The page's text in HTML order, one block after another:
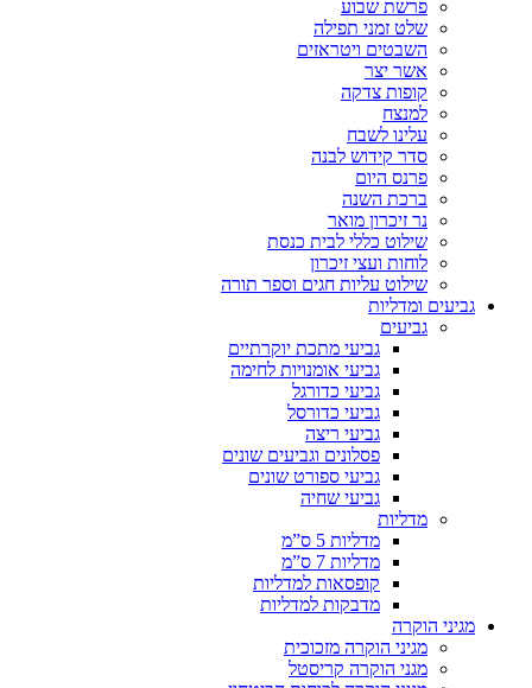
פרשת שבוע
שלט זמני תפילה
השבטים ויטראזים
אשר יצר
קופות צדקה
למנצח
עלינו לשבח
סדר קידוש לבנה
פרנס היום
ברכת השנה
נר זיכרון מואר
שילוט כללי לבית כנסת
לוחות ועצי זיכרון
שילוט עליות חגים וספר תורה
גביעים ומדליות
גביעים
גביעי מתכת יוקרתיים
גביעי אומנויות לחימה
גביעי כדורגל
גביעי כדורסל
גביעי ריצה
פסלונים וגביעים שונים
גביעי ספורט שונים
גביעי שחיה
מדליות
מדליות 5 ס”מ
מדליות 7 ס”מ
קופסאות למדליות
מדבקות למדליות
מגיני הוקרה
מגיני הוקרה מזכוכית
מגני הוקרה קריסטל